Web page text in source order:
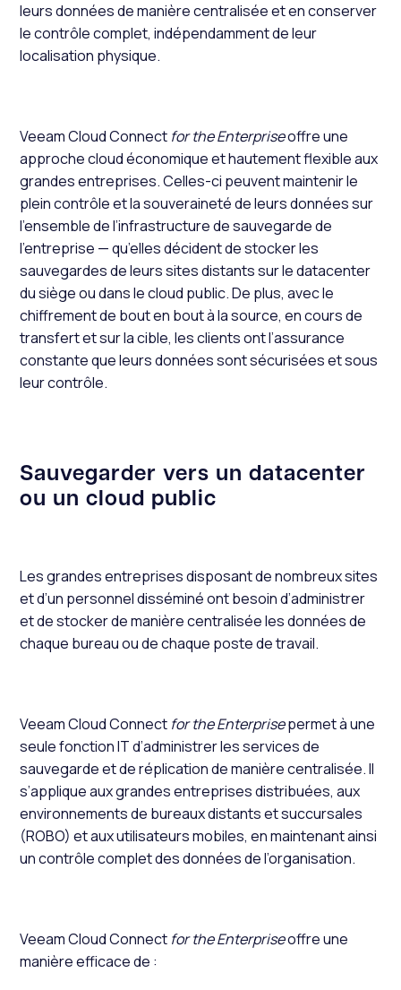
leurs données de manière centralisée et en conserver
le contrôle complet, indépendamment de leur
localisation physique.
Veeam Cloud Connect for the Enterpriseoffre une
approche cloud économique et hautement flexible aux
grandes entreprises. Celles-ci peuvent maintenir le
plein contrôle et la souveraineté de leurs données sur
l’ensemble de l’infrastructure de sauvegarde de
l’entreprise — qu’elles décident de stocker les
sauvegardes de leurs sites distants sur le datacenter
du siège ou dans le cloud public. De plus, avec le
chiffrement de bout en bout à la source, en cours de
transfert et sur la cible, les clients ont l’assurance
constante que leurs données sont sécurisées et sous
leur contrôle.
Sauvegarder vers un datacenter
ou un cloud public
Les grandes entreprises disposant de nombreux sites
et d’un personnel disséminé ont besoin d’administrer
et de stocker de manière centralisée les données de
chaque bureau ou de chaque poste de travail.
Veeam Cloud Connect for the Enterprisepermet à une
seule fonction IT d’administrer les services de
sauvegarde et de réplication de manière centralisée. Il
s’applique aux grandes entreprises distribuées, aux
environnements de bureaux distants et succursales
(ROBO) et aux utilisateurs mobiles, en maintenant ainsi
un contrôle complet des données de l’organisation.
Veeam Cloud Connect for the Enterpriseoffre une
manière efficace de :